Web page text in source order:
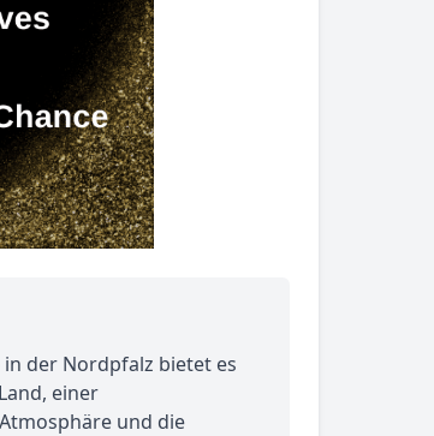
der Nordpfalz bietet es
einer
und die